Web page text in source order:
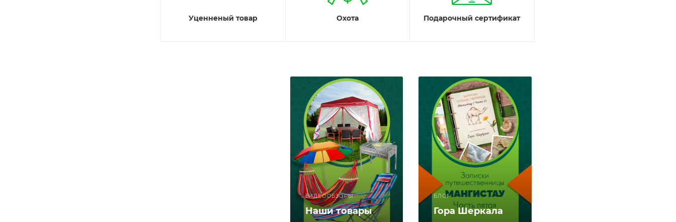
Уценненый товар Охота Подарочный сертификат
ВИДЕООБЗОРЫ
Наши товары
БЛОГ
Гора Шеркала